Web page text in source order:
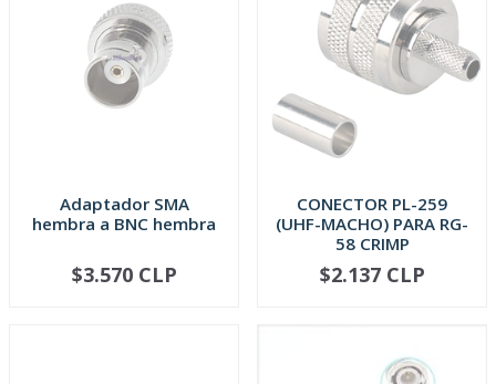
Adaptador SMA
hembra a BNC hembra
AGOTADO
$3.570 CLP
CONECTOR PL-259
(UHF-MACHO) PARA RG-
58 CRIMP
AGOTADO
$2.137 CLP